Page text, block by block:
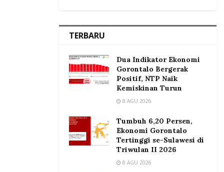
TERBARU
Dua Indikator Ekonomi
Gorontalo Bergerak
Positif, NTP Naik
Kemiskinan Turun
8 AGU 2026
Tumbuh 6,20 Persen,
Ekonomi Gorontalo
Tertinggi se-Sulawesi di
Triwulan II 2026
8 AGU 2026